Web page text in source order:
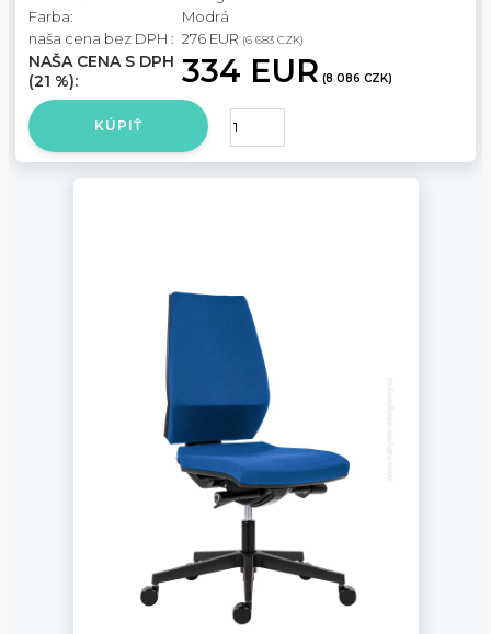
Farba:
Modrá
naša cena bez DPH : 276 EUR (6 683 CZK)
NAŠA CENA S DPH
(21 %):
334 EUR (8 086 CZK)
KÚPIŤ